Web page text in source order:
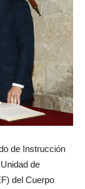
de Instrucción
de
del Cuerpo